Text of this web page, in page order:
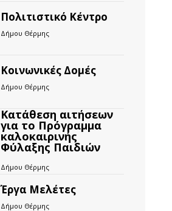
Πολιτιστικό Κέντρο
Δήμου Θέρμης
Κοινωνικές Δομές
Δήμου Θέρμης
Κατάθεση αιτήσεων
για το Πρόγραμμα
καλοκαιρινής
Φύλαξης Παιδιών
Δήμου Θέρμης
Έργα Μελέτες
Δήμου Θέρμης